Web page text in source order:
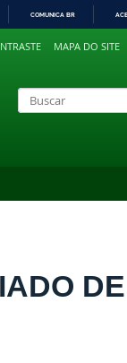
COMUNICA BR
MAPA DO SITE